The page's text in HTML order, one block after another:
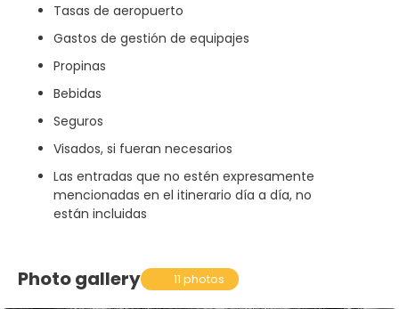
Tasas de aeropuerto
Gastos de gestión de equipajes
Propinas
Bebidas
Seguros
Visados, si fueran necesarios
Las entradas que no estén expresamente
mencionadas en el itinerario día a día, no
están incluidas
Photo gallery 11 photos